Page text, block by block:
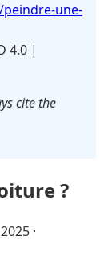
une-
4.0 |
cite the
?
·